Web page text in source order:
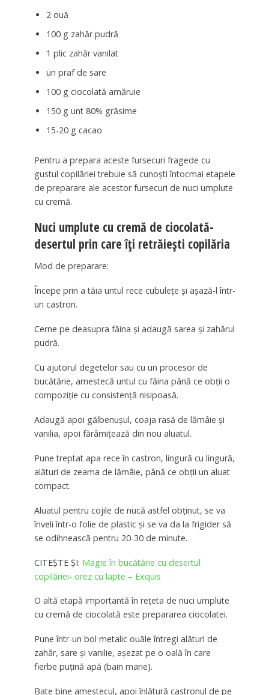
2 ouă
100 g zahăr pudră
1 plic zahăr vanilat
un praf de sare
100 g ciocolată amăruie
150 g unt 80% grăsime
15-20 g cacao
Pentru a prepara aceste fursecuri fragede cu
gustul copilăriei trebuie să cunoști întocmai etapele
de preparare ale acestor fursecuri de nuci umplute
cu cremă.
Nuci umplute cu cremă de ciocolată-
desertul prin care îți retrăiești copilăria
Mod de preparare:
Începe prin a tăia untul rece cubulețe și așază-l într-
un castron.
Cerne pe deasupra făina și adaugă sarea și zahărul
pudră.
Cu ajutorul degetelor sau cu un procesor de
bucătărie, amestecă untul cu făina până ce obții o
compoziție cu consistență nisipoasă.
Adaugă apoi gălbenușul, coaja rasă de lămâie și
vanilia, apoi fărâmițează din nou aluatul.
Pune treptat apa rece în castron, lingură cu lingură,
alături de zeama de lămâie, până ce obții un aluat
compact.
Aluatul pentru cojile de nucă astfel obținut, se va
înveli într-o folie de plastic și se va da la frigider să
se odihnească pentru 20-30 de minute.
CITEȘTE ȘI: Magie în bucătărie cu desertul
copilăriei- orez cu lapte – Exquis
O altă etapă importantă în rețeta de nuci umplute
cu cremă de ciocolată este prepararea ciocolatei.
Pune într-un bol metalic ouăle întregi alături de
zahăr, sare și vanilie, așezat pe o oală în care
fierbe puțină apă (bain marie).
Bate bine amestecul, apoi înlătură castronul de pe